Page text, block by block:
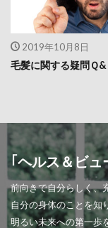
2019年10月8日
毛髪に関する疑問Ｑ&
｢ヘルス＆ビ
前向きで自分らしく、
自分の身体のことを知
明るい未来への第一歩